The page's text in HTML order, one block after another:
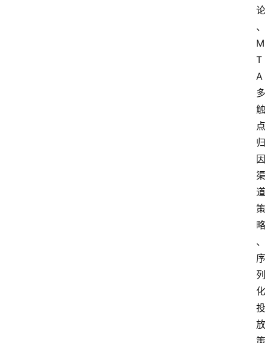
论
、
M
T
A
多
触
点
归
因
渠
道
策
略
、
序
列
化
投
放
策